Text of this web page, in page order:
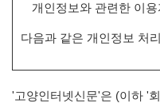
개인정보와 관련한 이
다음과 같은 개인정보 처
'고양인터넷신문'은 (이하 '